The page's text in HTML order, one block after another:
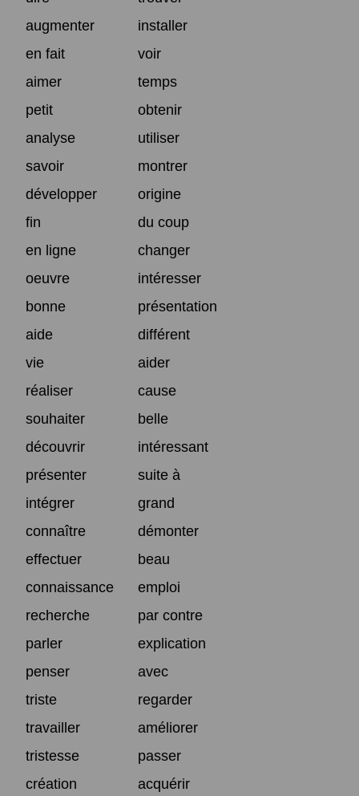
augmenter
installer
en fait
voir
aimer
temps
petit
obtenir
analyse
utiliser
savoir
montrer
développer
origine
fin
du coup
en ligne
changer
oeuvre
intéresser
bonne
présentation
aide
différent
vie
aider
réaliser
cause
souhaiter
belle
découvrir
intéressant
présenter
suite à
intégrer
grand
connaître
démonter
effectuer
beau
connaissance
emploi
recherche
par contre
parler
explication
penser
avec
triste
regarder
travailler
améliorer
tristesse
passer
création
acquérir